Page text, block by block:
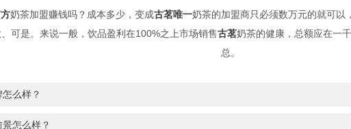
奶茶加盟赚钱吗？成本多少，变成古茗唯一奶茶的加盟商只必须数万元的就可以
可是。来说一般，饮品盈利在100%之上市场销售古茗奶茶的健康，总额应在一
总。
么样？
景怎么样？